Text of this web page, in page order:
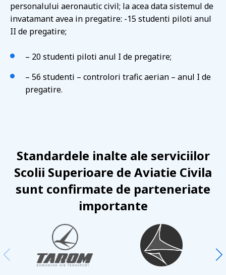
personalului aeronautic civil; la acea data sistemul de
invatamant avea in pregatire: -15 studenti piloti anul
II de pregatire;
– 20 studenti piloti anul I de pregatire;
– 56 studenti – controlori trafic aerian – anul I de
pregatire.
Standardele inalte ale serviciilor
Scolii Superioare de Aviatie Civila
sunt confirmate de parteneriate
importante